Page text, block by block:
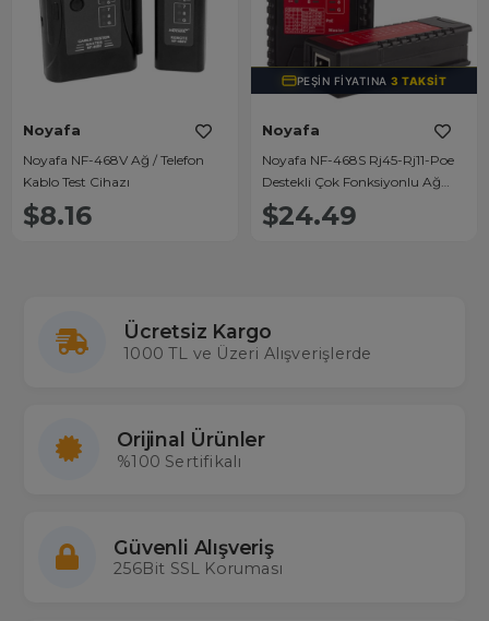
Noyafa
Noyafa NF-468V Ağ / Telefon
Kablo Test Cihazı
$8.16
PEŞIN FIYATINA3 TAKSIT
Noyafa
Noyafa NF-468S Rj45-Rj11-Poe
Destekli Çok Fonksiyonlu Ağ
Telefon Kablosu Test Cihazı
$24.49
Ücretsiz Kargo
1000 TL ve Üzeri Alışverişlerde
Orijinal Ürünler
%100 Sertifikalı
Güvenli Alışveriş
256Bit SSL Koruması